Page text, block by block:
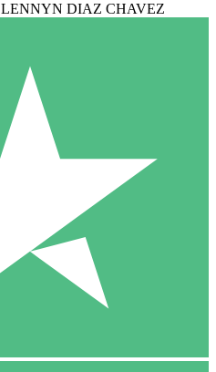
LENNYN DIAZ CHAVEZ